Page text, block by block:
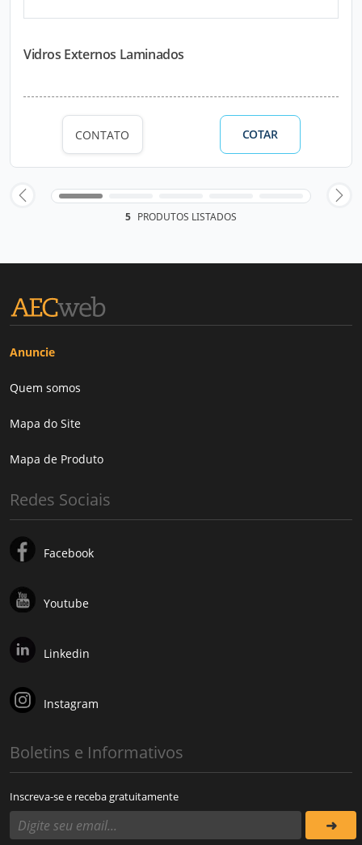
Vidros Externos Laminados
CONTATO COTAR
5 PRODUTOS LISTADOS
Anuncie
Quem somos
Mapa do Site
Mapa de Produto
Redes Sociais
Facebook
Youtube
Linkedin
Instagram
Boletins e Informativos
Inscreva-se e receba gratuitamente